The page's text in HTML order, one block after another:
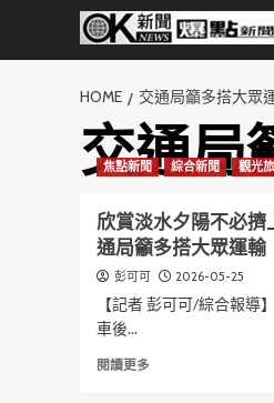
HOME 交通局籲多搭大眾
交通局
焦點新聞 綜合新聞 觀光
欣賞淡水夕陽不必
通局籲多搭大眾運輸
彭可可 2026-05-25
【記者 彭可可/綜合報導
車後...
閱讀更多Read